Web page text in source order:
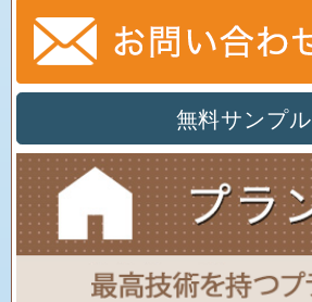
無料サンプル